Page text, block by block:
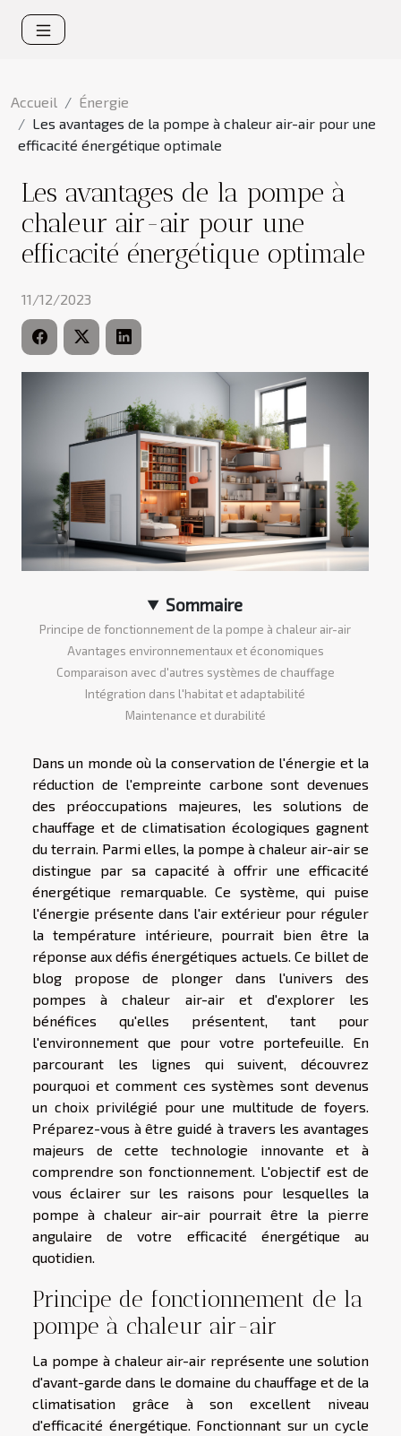
Accueil
Énergie
Les avantages de la pompe à chaleur air-air pour une
efficacité énergétique optimale
Les avantages de la pompe à
chaleur air-air pour une
efficacité énergétique optimale
11/12/2023
Sommaire
Principe de fonctionnement de la pompe à chaleur air-air
Avantages environnementaux et économiques
Comparaison avec d'autres systèmes de chauffage
Intégration dans l'habitat et adaptabilité
Maintenance et durabilité
Dans un monde où la conservation de l'énergie et la
réduction de l'empreinte carbone sont devenues
des préoccupations majeures, les solutions de
chauffage et de climatisation écologiques gagnent
du terrain. Parmi elles, la pompe à chaleur air-air se
distingue par sa capacité à offrir une efficacité
énergétique remarquable. Ce système, qui puise
l'énergie présente dans l'air extérieur pour réguler
la température intérieure, pourrait bien être la
réponse aux défis énergétiques actuels. Ce billet de
blog propose de plonger dans l'univers des
pompes à chaleur air-air et d'explorer les
bénéfices qu'elles présentent, tant pour
l'environnement que pour votre portefeuille. En
parcourant les lignes qui suivent, découvrez
pourquoi et comment ces systèmes sont devenus
un choix privilégié pour une multitude de foyers.
Préparez-vous à être guidé à travers les avantages
majeurs de cette technologie innovante et à
comprendre son fonctionnement. L'objectif est de
vous éclairer sur les raisons pour lesquelles la
pompe à chaleur air-air pourrait être la pierre
angulaire de votre efficacité énergétique au
quotidien.
Principe de fonctionnement de la
pompe à chaleur air-air
La pompe à chaleur air-air représente une solution
d'avant-garde dans le domaine du chauffage et de la
climatisation grâce à son excellent niveau
d'efficacité énergétique. Fonctionnant sur un cycle